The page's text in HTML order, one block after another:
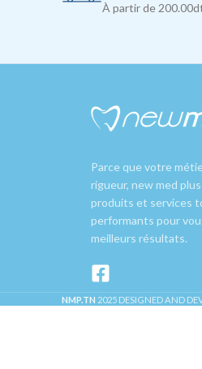
À partir de
Parce que votre
rigueur, new med
produits et services
performants pour
meilleurs résultats.
NMP.TN 2025 DESIGNED AND